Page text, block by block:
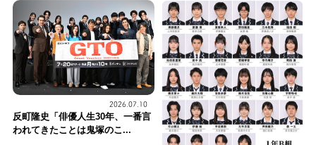
2026.07.10
反町隆史「俳優人生30年、一番言
われてきたことは鬼塚のこ...